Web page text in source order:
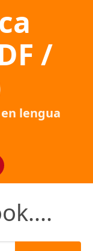
/
lengua